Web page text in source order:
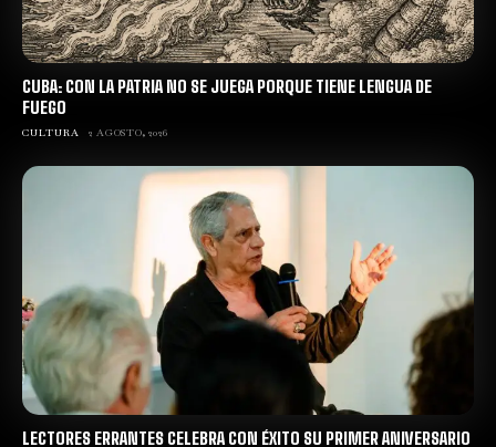
CUBA: CON LA PATRIA NO SE JUEGA PORQUE TIENE LENGUA DE
FUEGO
CULTURA 2 AGOSTO, 2026
LECTORES ERRANTES CELEBRA CON ÉXITO SU PRIMER ANIVERSARIO